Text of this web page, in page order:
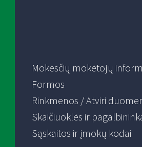
Mokesčių mokėtojų
Formos
Rinkmenos / Atviri
Skaičiuoklės ir
Sąskaitos ir įmokų kodai